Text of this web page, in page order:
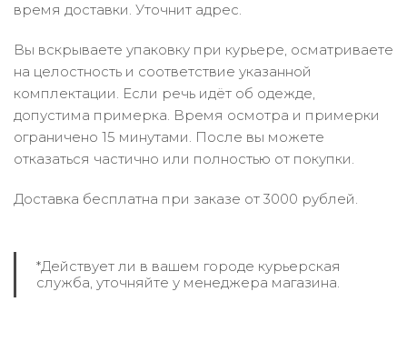
время доставки. Уточнит адрес.
Вы вскрываете упаковку при курьере, осматриваете
на целостность и соответствие указанной
комплектации. Если речь идёт об одежде,
допустима примерка. Время осмотра и примерки
ограничено 15 минутами. После вы можете
отказаться частично или полностью от покупки.
Доставка бесплатна при заказе от 3000 рублей.
*Действует ли в вашем городе курьерская
служба, уточняйте у менеджера магазина.